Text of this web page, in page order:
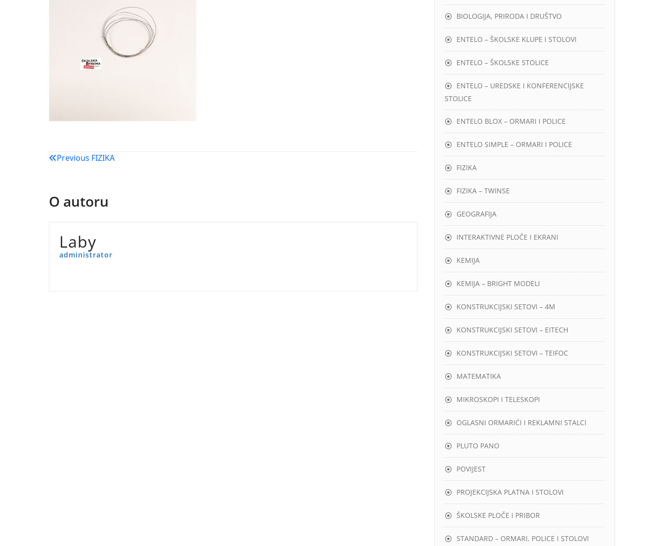
Navigacija
Previous FIZIKA
O autoru
Laby
administrator
BIOLOGIJA, PRIRODA I DRUŠTVO
ENTELO – ŠKOLSKE KLUPE I STOLOVI
ENTELO – ŠKOLSKE STOLICE
ENTELO – UREDSKE I KONFERENCIJSKE
STOLICE
ENTELO BLOX – ORMARI I POLICE
ENTELO SIMPLE – ORMARI I POLICE
FIZIKA
FIZIKA – TWINSE
GEOGRAFIJA
INTERAKTIVNE PLOČE I EKRANI
KEMIJA
KEMIJA – BRIGHT MODELI
KONSTRUKCIJSKI SETOVI – 4M
KONSTRUKCIJSKI SETOVI – EITECH
KONSTRUKCIJSKI SETOVI – TEIFOC
MATEMATIKA
MIKROSKOPI I TELESKOPI
OGLASNI ORMARIĆI I REKLAMNI STALCI
PLUTO PANO
POVIJEST
PROJEKCIJSKA PLATNA I STOLOVI
ŠKOLSKE PLOČE I PRIBOR
STANDARD – ORMARI, POLICE I STOLOVI